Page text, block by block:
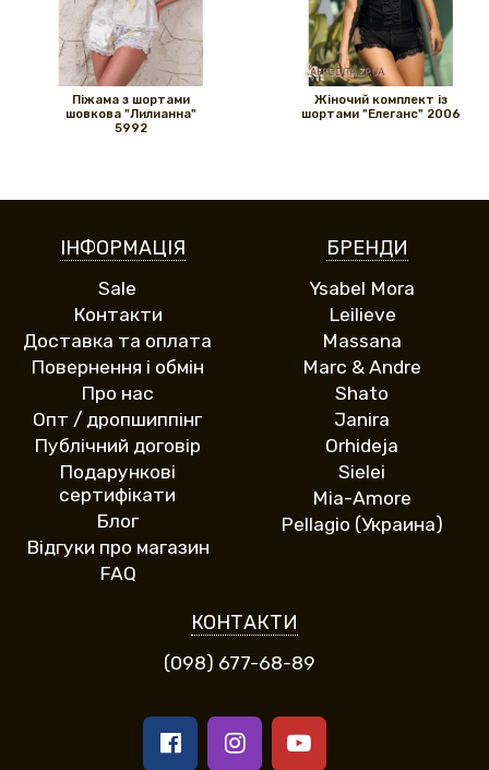
Піжама з шортами
шовкова "Лилианна"
5992
Жіночий комплект із
шортами "Елеганс" 2006
ІНФОРМАЦІЯ
Sale
Контакти
Доставка та оплата
Повернення і обмін
Про нас
Опт / дропшиппінг
Публічний договір
Подарункові
сертифікати
Блог
Відгуки про магазин
FAQ
БРЕНДИ
Ysabel Mora
Leilieve
Massana
Marc & Andre
Shato
Janira
Orhideja
Sielei
Mia-Amore
Pellagio (Украина)
КОНТАКТИ
(098) 677-68-89